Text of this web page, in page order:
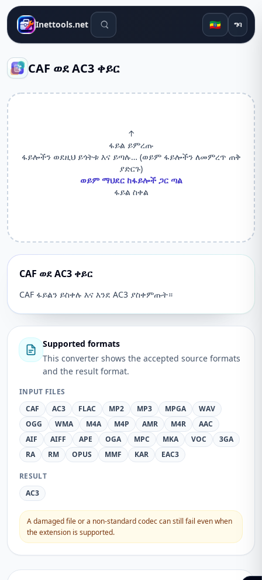
Inettools.net የፍለጋ መሳሪያዎች 🇪🇹 ግባ
CAF ወደ AC3 ቀይር
↑
ፋይል ይምረጡ
ፋይሎችን ወደዚህ ይጎትቱ እና ይጣሉ… (ወይም ፋይሎችን ለመምረጥ ጠቅ
ያድርጉ)
ወይም ማህደር ከፋይሎች ጋር ጣል
ፋይል ስቀል
CAF ወደ AC3 ቀይር
CAF ፋይልን ይስቀሉ እና እንደ AC3 ያስቀምጡት።
Supported formats
This converter shows the accepted source formats
and the result format.
INPUT FILES
CAF
AC3 FLAC MP2 MP3 MPGA
WAV
OGG
WMA M4A M4P AMR M4R
AAC
AIF
AIFF APE OGA MPC MKA VOC
3GA
RA
RM OPUS MMF KAR EAC3
RESULT
AC3
A damaged file or a non-standard codec can still fail even when
the extension is supported.